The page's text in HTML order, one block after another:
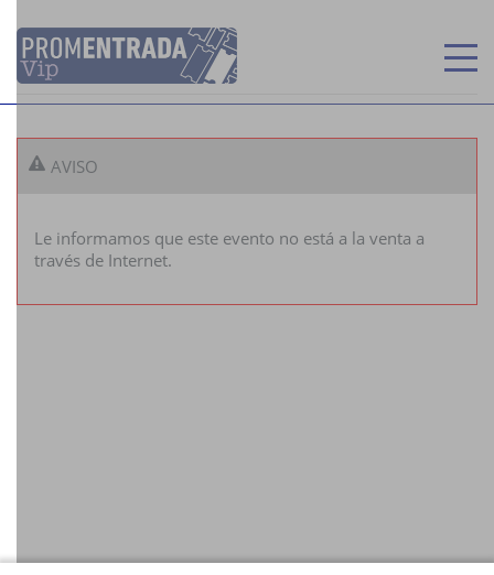
MIS ENTRADAS
AVISO
Le informamos que este evento no está a la venta a
través de Internet.